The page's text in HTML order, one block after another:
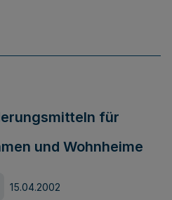
für
und Wohnheime
15.04.2002